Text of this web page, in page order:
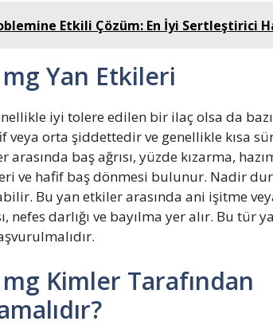
Etkili Çözüm: En İyi Sertleştirici
Yan Etkileri
iyi tolere edilen bir ilaç olsa da
veya orta şiddettedir ve genellikle kısa
baş ağrısı, yüzde kızarma,
ve hafif baş dönmesi bulunur. Nadir
Bu yan etkiler arasında ani işitme
nefes darlığı ve bayılma yer alır. Bu tür
Kimler Tarafından